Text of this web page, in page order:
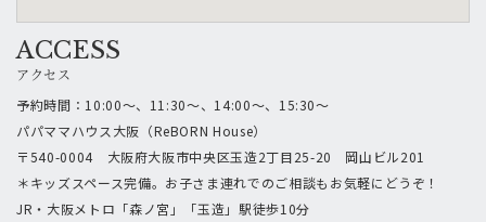
ACCESS
アクセス
予約時間：10:00～、11:30～、14:00～、15:30～
パパママハウス大阪（ReBORN House）
〒540-0004 大阪府大阪市中央区玉造2丁目25-20 岡山ビル201
＊キッズスペース完備。お子さま連れでのご相談もお気軽にどうぞ！
JR・大阪メトロ「森ノ宮」「玉造」駅徒歩10分